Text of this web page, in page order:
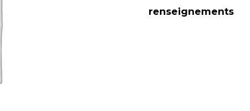
renseignements